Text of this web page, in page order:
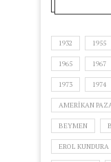
1932 1955
1965 1967
1973 1974
AMERIKAN
BEYMEN
EROL KUNDURA